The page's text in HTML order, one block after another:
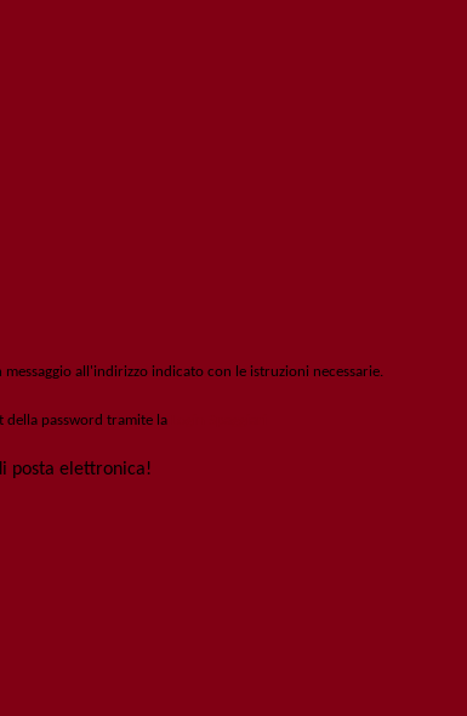
messaggio all'indirizzo indicato con le istruzioni necessarie.
della password tramite la
posta elettronica!